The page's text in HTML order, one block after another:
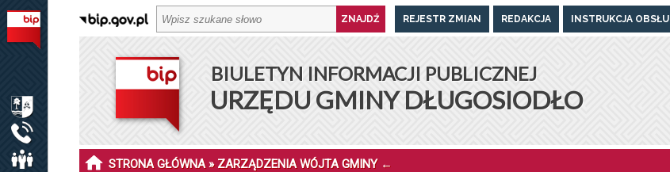
BIULETYN INFORMACJI PUBLICZNEJ URZĘDU GMINY DŁUGOSIODŁO
MENU PODMIOTOWE
INFORMACJE O GMINIE DŁUGOSIODŁO
RADA GMINY
REJESTR ZMIAN REDAKCJA INSTRUKCJA
BIULETYN INFORMACJI PUBLICZNEJ
URZĘDU GMINY DŁUGOSIODŁO
STRONA GŁÓWNA» ZARZĄDZENIA WÓJTA GMINY←